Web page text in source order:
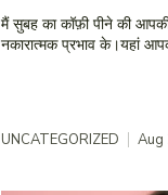
मैं सुबह का कॉफ़ी पीने की
नकारात्मक प्रभाव के।यहां
UNCATEGORIZED Aug